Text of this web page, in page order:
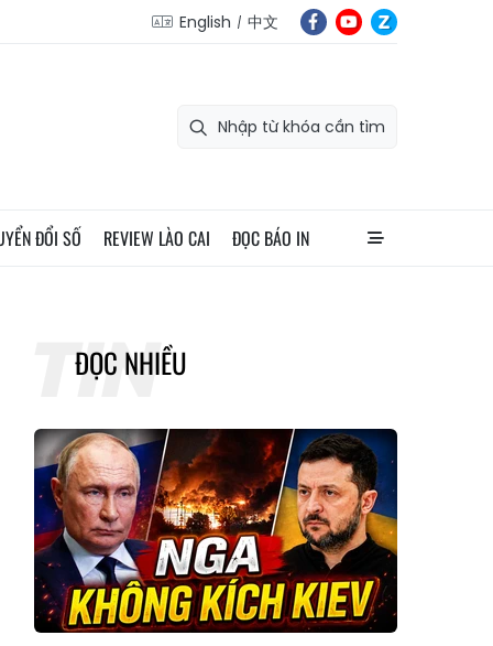
English 中文
ĐỔI SỐ REVIEW LÀO CAI ĐỌC BÁO IN
ĐỌC NHIỀU